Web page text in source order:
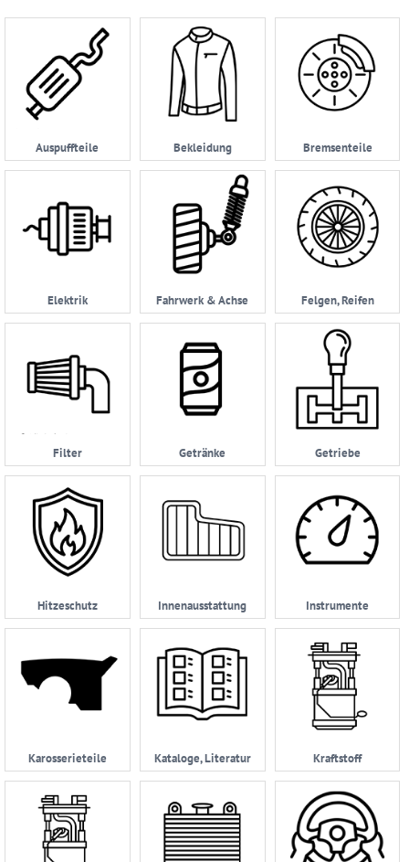
Auspuffteile Bekleidung Bremsenteile
Elektrik Fahrwerk & Achse Felgen, Reifen
Filter Getränke Getriebe
Hitzeschutz Innenausstattung Instrumente
Karosserieteile Kataloge, Literatur Kraftstoff